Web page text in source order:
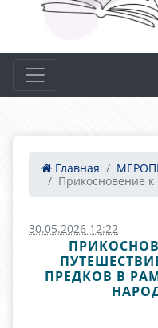
Главная
Прикосновение к
30.05.2026 12:22
ПРЕДКОВ В